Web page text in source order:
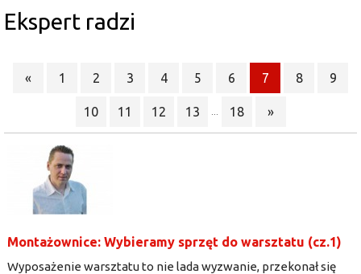
Ekspert radzi
« 1 2 3 4 5 6 7 8 9
10 11 12 13 18 »
Montażownice: Wybieramy sprzęt do warsztatu (cz.1)
Wyposażenie warsztatu to nie lada wyzwanie, przekonał się